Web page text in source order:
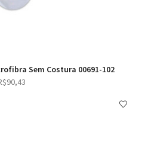
Sem Costura 00691-102
90,43